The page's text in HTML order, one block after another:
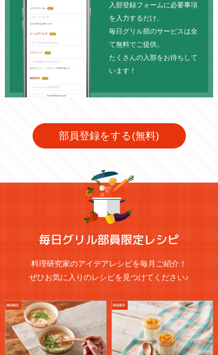
入部登録フォームに必要事項
を入力するだけ。
毎日グリル部のサービスは全
て無料でご提供。
たくさんの入部をお待ちして
います！
部員登録をする(無料)
毎日グリル部員限定レシピ
料理研究家のアイデアレシピを毎月ご紹介！
ぜひお気に入りのレシピを見つけてください♪